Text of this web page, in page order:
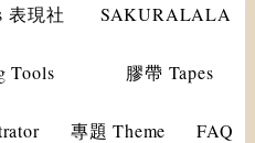
表現社 SAKURALALA
Tools 膠帶 Tapes
專題 Theme FAQ